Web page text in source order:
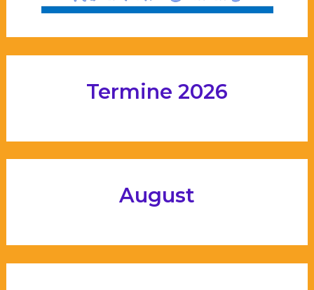
Termine 2026
August